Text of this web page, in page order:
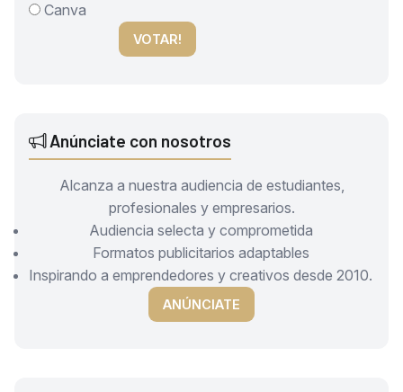
Canva
VOTAR!
Anúnciate con nosotros
Alcanza a nuestra audiencia de estudiantes,
profesionales y empresarios.
Audiencia selecta y comprometida
Formatos publicitarios adaptables
Inspirando a emprendedores y creativos desde 2010.
ANÚNCIATE